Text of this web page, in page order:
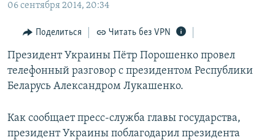
Вернутся
поиску
ИНТЕРАКТИВ
ИНФОГРАФИКА
ТЕЛЕПРОЕКТ КРЫМ.РЕАЛИИ
СОВЕТЫ ПРАВОЗАЩИТНИКОВ
ПОБЕДИТЕЛЕЙ НЕ СУДЯТ?
РАДІО СВОБОДА
КАК ОБОЙТИ БЛОКИРОВКУ
Українською
Qırımtatar
ПРИСОЕДИНЯЙТЕСЬ!
06 сентября 2014, 20:34
Поделиться Читать без VPN
Президент Украины Пётр Порошенко провел
телефонный разговор с президентом Республики
Беларусь Александром Лукашенко.
Как сообщает пресс-служба главы государства,
президент Украины поблагодарил президента